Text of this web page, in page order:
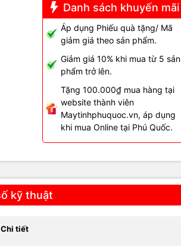
Danh sách khuyến mãi
Áp dụng Phiếu quà tặng/ Mã
giảm giá theo sản phẩm.
Giảm giá 10% khi mua từ 5 sản
phẩm trở lên.
Tặng 100.000₫ mua hàng tại
website thành viên
Maytinhphuquoc.vn, áp dụng
khi mua Online tại Phú Quốc.
kỹ thuật
Chi tiết